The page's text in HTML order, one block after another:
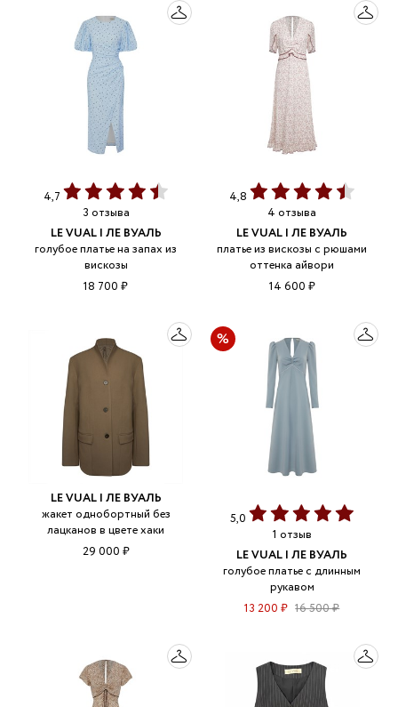
4,7
3 отзыва
LE VUAL | ЛЕ ВУАЛЬ
голубое платье на запах из
вискозы
18 700 ₽
4,8
4 отзыва
LE VUAL | ЛЕ ВУАЛЬ
платье из вискозы с рюшами
оттенка айвори
14 600 ₽
LE VUAL | ЛЕ ВУАЛЬ
жакет однобортный без
лацканов в цвете хаки
29 000 ₽
5,0
1 отзыв
LE VUAL | ЛЕ ВУАЛЬ
голубое платье с длинным
рукавом
13 200 ₽ 16 500 ₽